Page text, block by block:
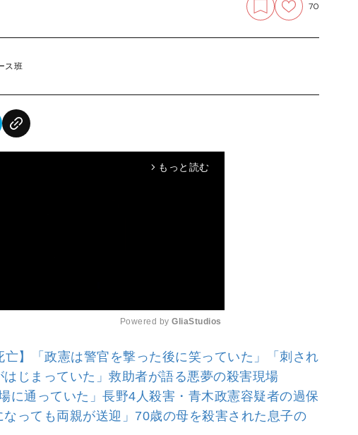
70
ス班
arrow_forward_ios もっと読む
M
u
t
e
Powered by GliaStudios
】「政憲は警官を撃った後に笑っていた」「刺され
はじまっていた」救助者が語る悪夢の殺害現場
通っていた」長野4人殺害・青木政憲容疑者の過保
っても両親が送迎」70歳の母を殺害された息子の